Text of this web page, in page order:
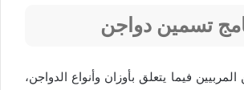
تسمين دواجن
فيما يتعلق بأوزان وأنواع الدواجن،